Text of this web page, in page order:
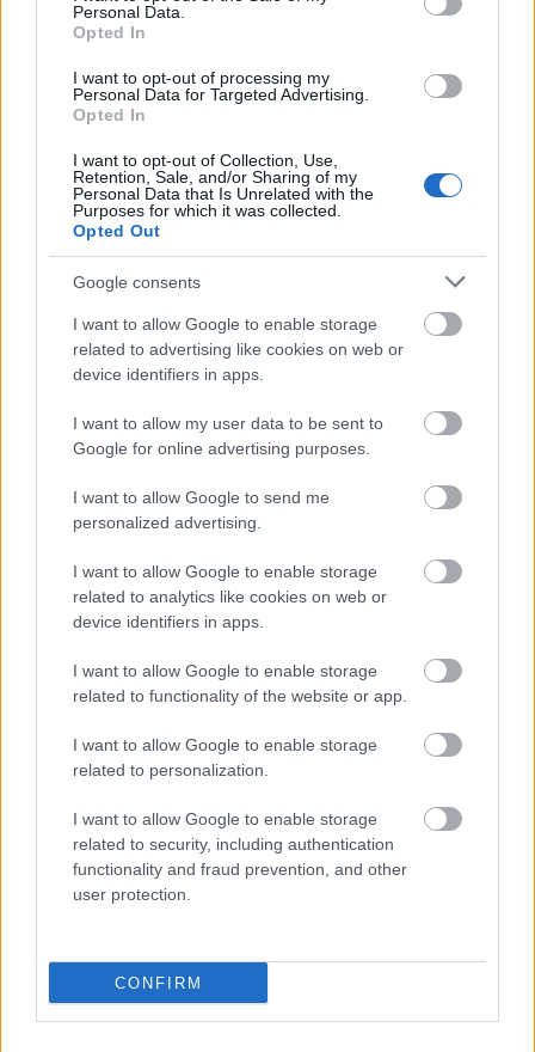
Personal Data.
Opted In
I want to opt-out of processing my
Personal Data for Targeted Advertising.
Opted In
I want to opt-out of Collection, Use,
Retention, Sale, and/or Sharing of my
Personal Data that Is Unrelated with the
Purposes for which it was collected.
Opted Out
Google consents
I want to allow Google to enable storage
related to advertising like cookies on web or
device identifiers in apps.
I want to allow my user data to be sent to
Google for online advertising purposes.
I want to allow Google to send me
personalized advertising.
I want to allow Google to enable storage
related to analytics like cookies on web or
device identifiers in apps.
I want to allow Google to enable storage
related to functionality of the website or app.
I want to allow Google to enable storage
related to personalization.
I want to allow Google to enable storage
related to security, including authentication
functionality and fraud prevention, and other
user protection.
CONFIRM
elkerülésében
MAGYAR ÉPÍTŐK
Colas Colas Alterra Zrt.
Elkészült a Liszt Ferenc repülőtér közelében lévő
Komplex infrastruktúra-rendszert épített a Colas Alterra Zrt. a
Liszt Ferenc Nemzetközi Repülőtér közelében. A VGP Park
Budapest Aerozone területén megvalósult vízellátó, szenny- és
csapadékvíz-elvezető rendszerek, az út- és külső elektromos
hálózat kiépítés a legújabb, logisztikai csarnok kiszolgálását
szolgálja.
Látlelet a hazai víziközművekről?
Egyetlen, fél évszázados vezetéken
Épített öröksége megújításával is készül
Mohács a csata ötszázadik